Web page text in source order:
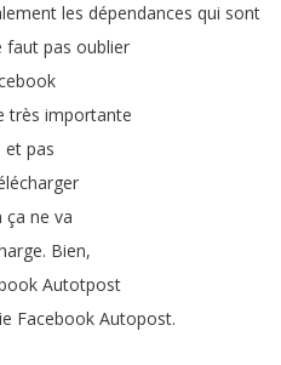
les dépendances qui sont
faut pas oublier
très importante
et pas
ça ne va
. Bien,
Autotpost
Facebook Autopost.